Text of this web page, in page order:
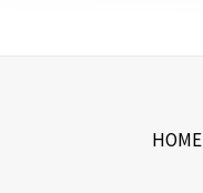
HOME